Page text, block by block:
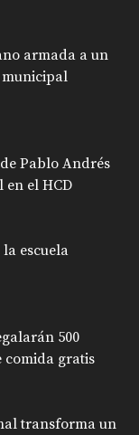
armada a un
Pablo Andrés
el HCD
escuela
500
comida gratis
transforma un